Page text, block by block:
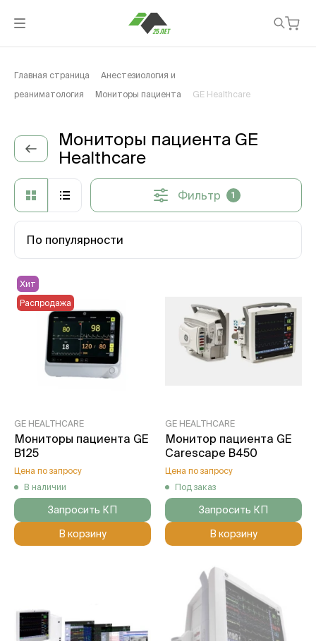
Главная страница Анестезиология и
реаниматология Мониторы пациента GE Healthcare
Мониторы пациента GE
Healthcare
Фильтр 1
По популярности
GE HEALTHCARE
Мониторы пациента GE
B125
Цена по запросу
В наличии
Хит
Распродажа
Запросить КП
В корзину
GE HEALTHCARE
Монитор пациента GE
Carescape B450
Цена по запросу
Под заказ
Запросить КП
В корзину